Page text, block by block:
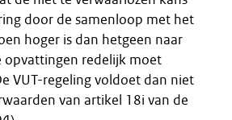
door de samenloop met het
hoger is dan hetgeen naar
opvattingen redelijk moet
VUT-regeling voldoet dan niet
van artikel 18i van de